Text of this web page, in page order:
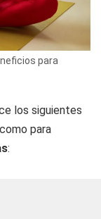
para
los siguientes
como para
: